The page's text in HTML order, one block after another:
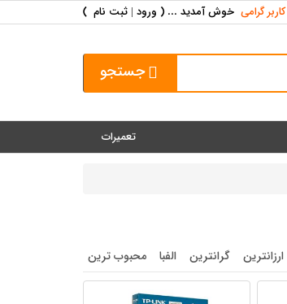
کاربر گرامی خوش آمدید ... ( ورود | ثبت نام )
جستجو
تعمیرات
ارزانترین گرانترین الفبا محبوب ترین